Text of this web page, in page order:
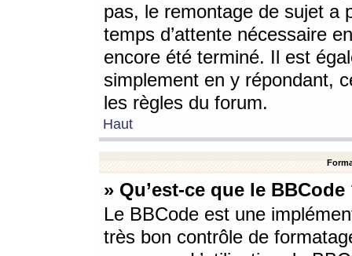
pas, le remontage de sujet a
temps d’attente nécessaire
encore été terminé. Il est
simplement en y répondant,
les règles du forum.
Haut
» Qu’est-ce que le BBCode
Le BBCode est une
très bon contrôle de